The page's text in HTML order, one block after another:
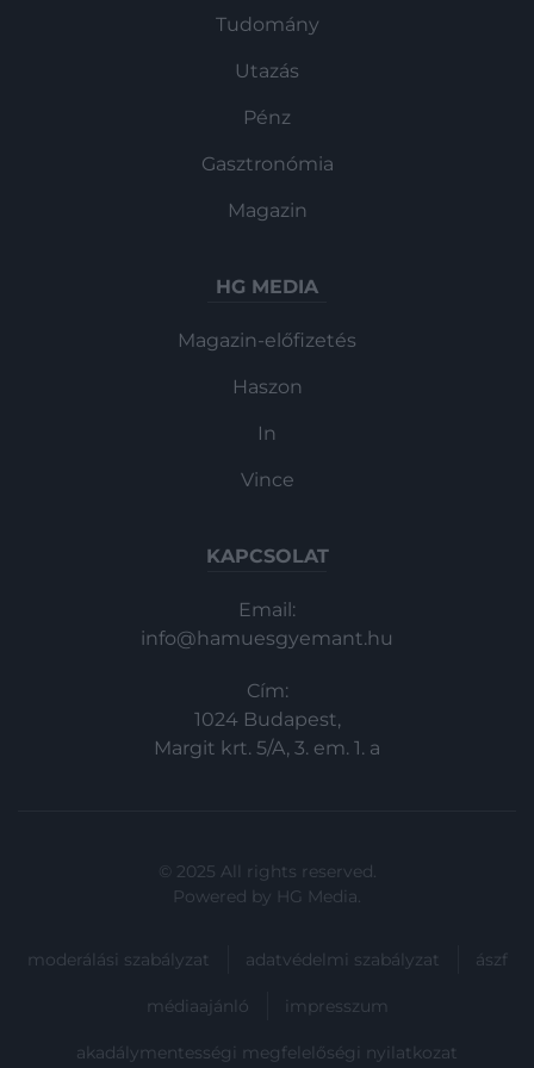
Tudomány
Utazás
Pénz
Gasztronómia
Magazin
HG MEDIA
Magazin-előfizetés
Haszon
In
Vince
KAPCSOLAT
Email:
info@hamuesgyemant.hu
Cím:
1024 Budapest,
Margit krt. 5/A, 3. em. 1. a
© 2025 All rights reserved.
Powered by HG Media.
moderálási szabályzat adatvédelmi szabályzat ászf
médiaajánló impresszum
akadálymentességi megfelelőségi nyilatkozat